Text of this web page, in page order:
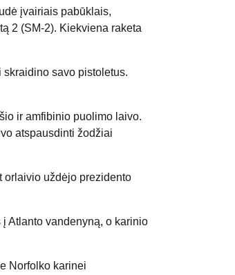
įvairiais pabūklais,
2 (SM-2). Kiekviena raketa
savo pistoletus.
ir amfibinio puolimo laivo.
atspausdinti žodžiai
orlaivio uždėjo prezidento
Atlanto vandenyną, o karinio
Norfolko karinei